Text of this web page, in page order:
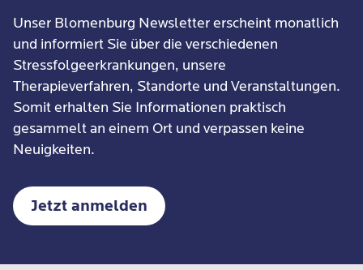
Unser Blomenburg Newsletter erscheint monatlich
und informiert Sie über die verschiedenen
Stressfolgeerkrankungen, unsere
Therapieverfahren, Standorte und Veranstaltungen.
Somit erhalten Sie Informationen praktisch
gesammelt an einem Ort und verpassen keine
Neuigkeiten.
Jetzt anmelden